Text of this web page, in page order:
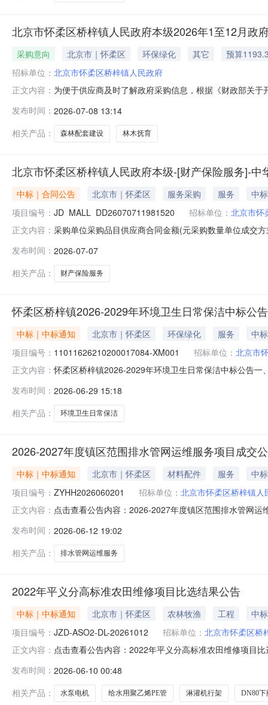
北京市怀柔区桥梓镇人民政府本级2026年1至12月政
采购意向 北京市｜怀柔区 环保绿化 其它
预算
招标单位： 北京市怀柔区桥梓镇人民政府
正文内容： 为便于供应商及时了解政府采购信息，根据《财政部关
经营林木抚育项目采购数量：1,采购目标：以构建健康
林生态系统稳定性、抗逆性、自我修
发布时间： 2026-07-08 13:14
相关产品：
森林配套建设 林木抚育
北京市怀柔区桥梓镇人民政府本级-[财产保险服务]-
中标｜合同公告 北京市｜怀柔区 服务采购 服务
中
项目编号： JD_MALL_DD26070711981520 招标单位： 北京市怀
正文内容： 采购单位采购品目供应商合同金额(元采购数量单位成交
市怀柔区桥梓镇人民政府本级采购[中华联合财产保险股
发布时间： 2026-07-07
相关产品：
财产保险服务
怀柔区桥梓镇2026-2029年环境卫生日常保洁中标公告
中标｜中标通知 北京市｜怀柔区 环保绿化 服务
中
项目编号： 11011626210200017084-XM001 招标单位： 北京市
正文内容： 怀柔区桥梓镇2026-2029年环境卫生日常保洁中标公告
怀柔区桥梓镇兴桥大街1号201室中标金额：445.68万元
发布时间： 2026-06-29 15:18
相关产品：
环境卫生日常保洁
2026-2027年度镇区范围排水管网运维服务项目成交
中标｜中标通知 北京市｜怀柔区 材料配件 服务
中
项目编号： ZYHH2026060201 招标单位： 北京市怀柔区桥梓镇人
正文内容： 点击查看公告内容：2026-2027年度镇区范围排水管网运
发布时间： 2026-06-12 19:02
相关产品：
排水管网运维服务
2022年平义分高标准农田维修项目比选结果公告
中标｜中标通知 北京市｜怀柔区 农林牧渔 工程
中
项目编号： JZD-ASO2-DL-20261012 招标单位： 北京市怀柔区桥
正文内容： 点击查看公告内容：2022年平义分高标准农田维修项目
发布时间： 2026-06-10 00:48
相关产品：
水泵电机 给水用聚乙烯PE管 淋灌机行架 DN80下